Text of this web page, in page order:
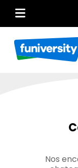
Nos